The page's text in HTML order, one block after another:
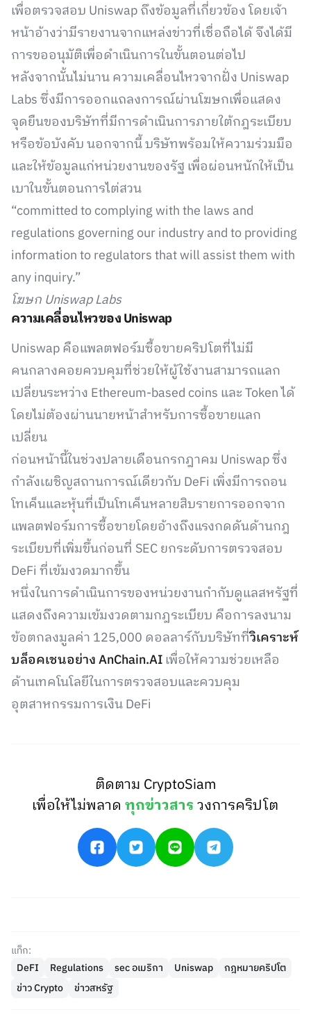
เพื่อตรวจสอบ Uniswap ถึงข้อมูลที่เกี่ยวข้อง โดยเจ้า
หน้าอ้างว่ามีรายงานจากแหล่งข่าวที่เชื่อถือได้ จึงได้มี
การขออนุมัติเพื่อดำเนินการในขั้นตอนต่อไป
หลังจากนั้นไม่นาน ความเคลื่อนไหวจากฝั่ง Uniswap
Labs ซึ่งมีการออกแถลงการณ์ผ่านโฆษกเพื่อแสดง
จุดยืนของบริษัทที่มีการดำเนินการภายใต้กฎระเบียบ
หรือข้อบังคับ นอกจากนี้ บริษัทพร้อมให้ความร่วมมือ
และให้ข้อมูลแก่หน่วยงานของรัฐ เพื่อผ่อนหนักให้เป็น
เบาในขั้นตอนการไต่สวน
“committed to complying with the laws and
regulations governing our industry and to providing
information to regulators that will assist them with
any inquiry.”
โฆษก Uniswap Labs
ความเคลื่อนไหวของ Uniswap
Uniswap คือแพลตฟอร์มซื้อขายคริปโตที่ไม่มี
คนกลางคอยควบคุมที่ช่วยให้ผู้ใช้งานสามารถแลก
เปลี่ยนระหว่าง Ethereum-based coins และ Token ได้
โดยไม่ต้องผ่านนายหน้าสำหรับการซื้อขายแลก
เปลี่ยน
ก่อนหน้านี้ในช่วงปลายเดือนกรกฎาคม Uniswap ซึ่ง
กำลังเผชิญสถานการณ์เดียวกับ DeFi เพิ่งมีการถอน
โทเค็นและหุ้นที่เป็นโทเค็นหลายสิบรายการออกจาก
แพลตฟอร์มการซื้อขายโดยอ้างถึงแรงกดดันด้านกฎ
ระเบียบที่เพิ่มขึ้นก่อนที่ SEC ยกระดับการตรวจสอบ
DeFi ที่เข้มงวดมากขึ้น
หนึ่งในการดำเนินการของหน่วยงานกำกับดูแลสหรัฐที่
แสดงถึงความเข้มงวดตามกฎระเบียบ คือการลงนาม
ข้อตกลงมูลค่า 125,000 ดอลลาร์กับบริษัทที่วิเคราะห์
บล็อคเชนอย่าง AnChain.AIเพื่อให้ความช่วยเหลือ
ด้านเทคโนโลยีในการตรวจสอบและควบคุม
อุตสาหกรรมการเงิน DeFi
ติดตาม CryptoSiam
เพื่อให้ไม่พลาดทุกข่าวสารวงการคริปโต
แท็ก:
DeFI
Regulations sec อเมริกา Uniswap
กฎหมายคริปโต
ข่าว Crypto
ข่าวสหรัฐ